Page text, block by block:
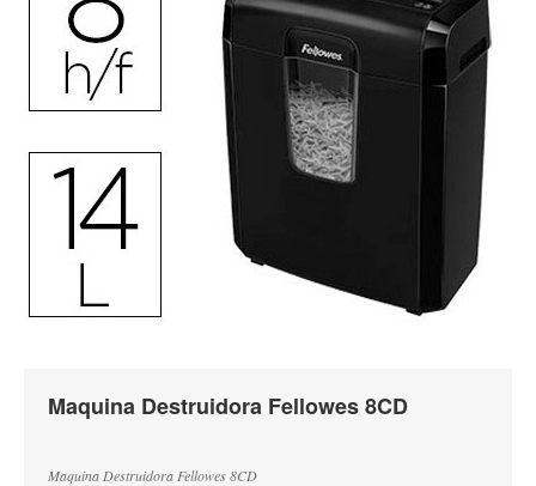
Recargas para Cadernos
Maquina Destruidora Fellowes 8CD
Maquina Destruidora Fellowes 8CD